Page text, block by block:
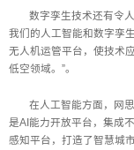
数字孪生技术还有令
我们的人工智能和数字孪
无人机运管平台，使技术
低空领域。”。
在人工智能方面，网
是AI能力开放平台，集成
感知平台，打造了智慧城